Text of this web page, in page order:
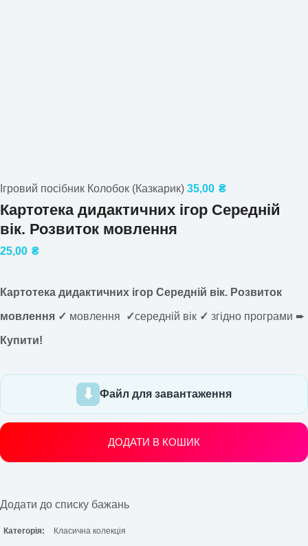
Ігровий посібник Колобок (Казкарик) 35,00 ₴
Картотека дидактичних ігор Середній
вік. Розвиток мовлення
25,00 ₴
Картотека дидактичних ігор Середній вік. Розвиток
мовлення ✓ мовлення ✓середній вік ✓ згідно програми ➨
Купити!
Файл для завантаження
ДОДАТИ В КОШИК
Додати до списку бажань
Категорія: Класична колекція